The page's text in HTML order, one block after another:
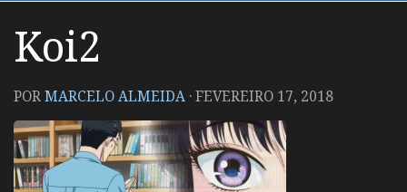
Koi2
PORMARCELO ALMEIDA ·FEVEREIRO 17, 2018